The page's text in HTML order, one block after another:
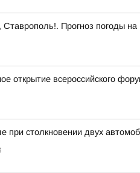
Ставрополь!. Прогноз погоды на
открытие всероссийского
при столкновении двух